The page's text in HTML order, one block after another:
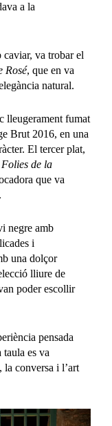
a la
caviar, va trobar el
Rosé, que en va
natural.
lleugerament fumat
Brut 2016, en una
El tercer plat,
Folies de la
que va
negre amb
i
una dolçor
lliure de
poder escollir
pensada
taula es va
conversa i l’art